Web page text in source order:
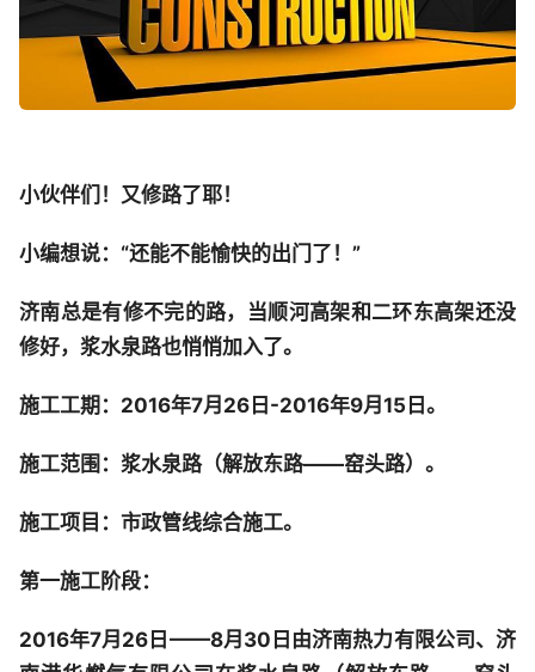
小伙伴们！又修路了耶！
小编想说：“还能不能愉快的出门了！”
济南总是有修不完的路，当顺河高架和二环东高架还没
修好，浆水泉路也悄悄加入了。
施工工期：2016年7月26日-2016年9月15日。
施工范围：浆水泉路（解放东路——窑头路）。
施工项目： 市政管线综合施工。
第一施工阶段：
2016年7月26日——8月30日由济南热力有限公司、济